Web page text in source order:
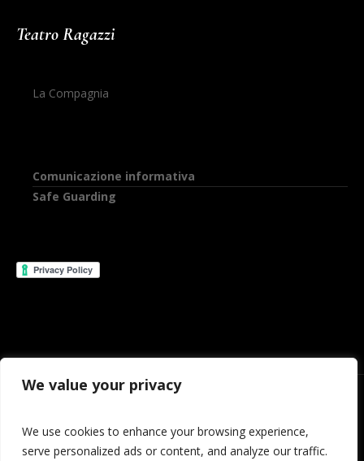
We value your privacy
We use cookies to enhance your browsing experience,
serve personalized ads or content, and analyze our traffic.
Teatro Ragazzi
La Compagnia
Comunicazione informativa
Safe Guarding